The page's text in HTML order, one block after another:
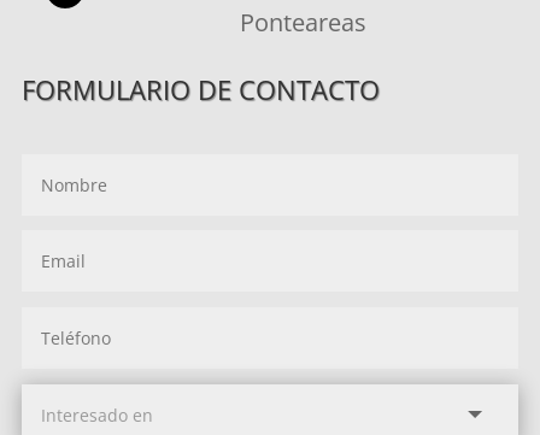
Ponteareas
FORMULARIO DE CONTACTO